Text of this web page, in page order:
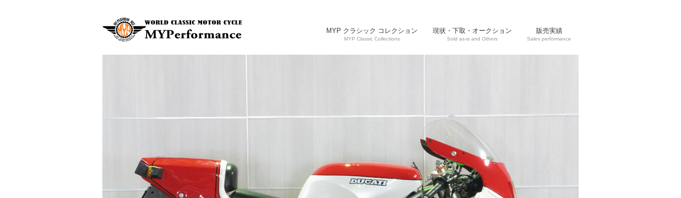
MYP クラシック コレクション
MYP Classic Collections
現状・下取・オークション
Sold as-is and Others
販売実績
Sales performance